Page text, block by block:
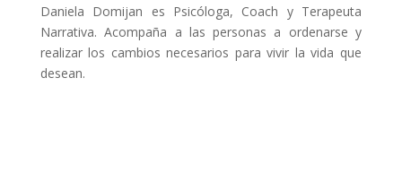
Daniela Domijan es Psicóloga, Coach y Terapeuta
Narrativa. Acompaña a las personas a ordenarse y
realizar los cambios necesarios para vivir la vida que
desean.